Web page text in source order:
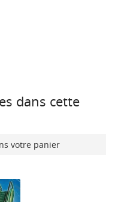
dans cette
votre panier